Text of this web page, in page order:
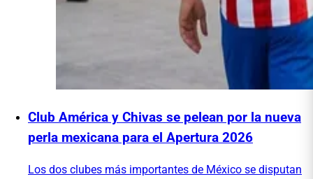
Club América y Chivas se pelean por la nueva
perla mexicana para el Apertura 2026
Los dos clubes más importantes de México se disputan